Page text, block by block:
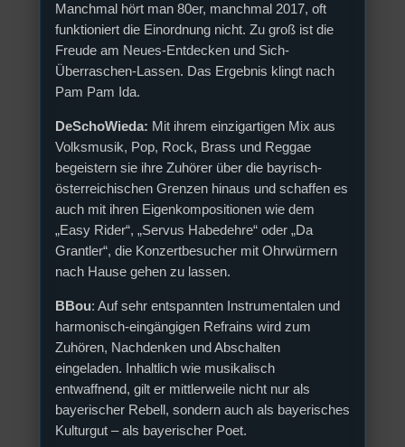
Manchmal hört man 80er, manchmal 2017, oft
funktioniert die Einordnung nicht. Zu groß ist die
Freude am Neues-Entdecken und Sich-
Überraschen-Lassen. Das Ergebnis klingt nach
Pam Pam Ida.
DeSchoWieda: Mit ihrem einzigartigen Mix aus
Volksmusik, Pop, Rock, Brass und Reggae
begeistern sie ihre Zuhörer über die bayrisch-
österreichischen Grenzen hinaus und schaffen es
auch mit ihren Eigenkompositionen wie dem
„Easy Rider“, „Servus Habedehre“ oder „Da
Grantler“, die Konzertbesucher mit Ohrwürmern
nach Hause gehen zu lassen.
BBou: Auf sehr entspannten Instrumentalen und
harmonisch-eingängigen Refrains wird zum
Zuhören, Nachdenken und Abschalten
eingeladen. Inhaltlich wie musikalisch
entwaffnend, gilt er mittlerweile nicht nur als
bayerischer Rebell, sondern auch als bayerisches
Kulturgut – als bayerischer Poet.